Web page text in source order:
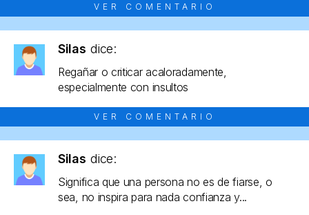
VER COMENTARIO
Silas dice:
Regañar o criticar acaloradamente,
especialmente con insultos
VER COMENTARIO
Silas dice:
Significa que una persona no es de fiarse, o
sea, no inspira para nada confianza y...